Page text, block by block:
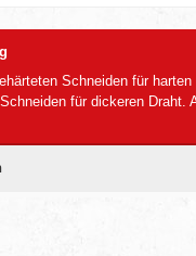
Schneiden für
für dickeren Draht.